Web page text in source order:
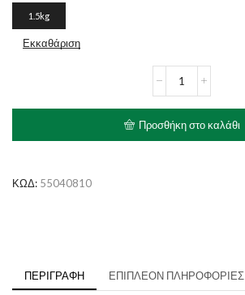
1.5kg
Εκκαθάριση
Prescription
Sensitivities
d/d
Προσθήκη στο καλάθι
ΚΩΔ: 55040810
ΠΕΡΙΓΡΑΦΉ ΕΠΙΠΛΈΟΝ ΠΛΗΡΟΦΟΡΊΕΣ